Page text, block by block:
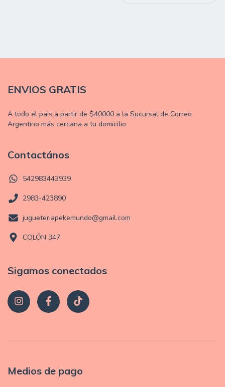
ENVIOS GRATIS
A todo el pais a partir de $40000 a la Sucursal de Correo
Argentino más cercana a tu domicilio
Contactános
542983443939
2983-423890
jugueteriapekemundo@gmail.com
COLÓN 347
Sigamos conectados
Medios de pago